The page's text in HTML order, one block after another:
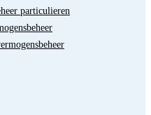
particulieren